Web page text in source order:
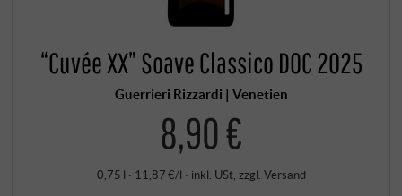
“Cuvée XX” Soave Classico DOC 2025
Guerrieri Rizzardi | Venetien
8,90 €
0,75 l · 11,87 €/l · inkl. USt, zzgl. Versand